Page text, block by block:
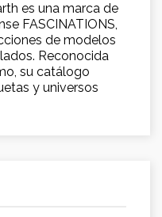
es una marca de
FASCINATIONS,
de modelos
Reconocida
su catálogo
y universos